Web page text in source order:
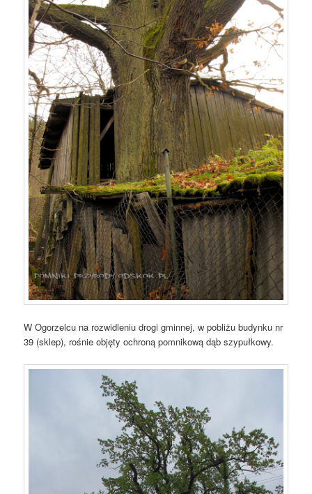
W Ogorzelcu na rozwidleniu drogi gminnej, w pobliżu budynku nr
39 (sklep), rośnie objęty ochroną pomnikową dąb szypułkowy.